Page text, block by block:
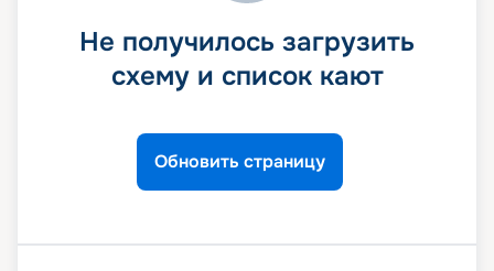
Не получилось загрузить
схему и список кают
Обновить страницу